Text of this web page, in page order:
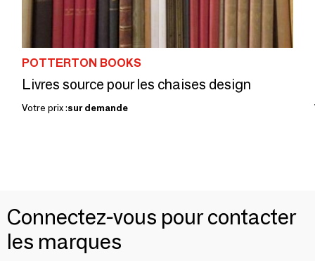
POTTERTON BOOKS
Livres source pour les chaises design
Votre prix :sur demande
Connectez-vous pour contacter
les marques